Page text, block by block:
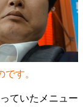
す。
ていたメニュー